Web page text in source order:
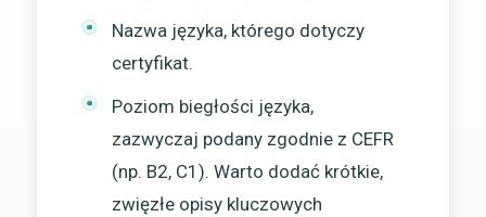
Nazwa języka, którego dotyczy
certyfikat.
Poziom biegłości języka,
zazwyczaj podany zgodnie z CEFR
(np. B2, C1). Warto dodać krótkie,
zwięzłe opisy kluczowych